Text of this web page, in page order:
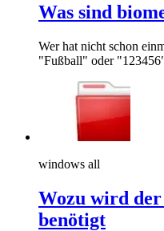
Was sind
Wer hat nicht schon
"Fußball" oder
windows all
Wozu wird
benötigt